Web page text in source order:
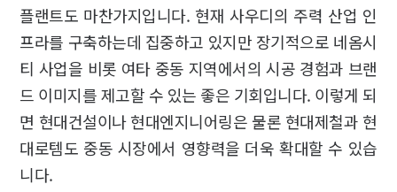
플랜트도 마찬가지입니다. 현재 사우디의 주력 산업 인
프라를 구축하는데 집중하고 있지만 장기적으로 네옴시
티 사업을 비롯 여타 중동 지역에서의 시공 경험과 브랜
드 이미지를 제고할 수 있는 좋은 기회입니다. 이렇게 되
면 현대건설이나 현대엔지니어링은 물론 현대제철과 현
대로템도 중동 시장에서 영향력을 더욱 확대할 수 있습
니다.